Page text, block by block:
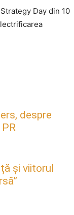
Day din 10
despre
și viitorul